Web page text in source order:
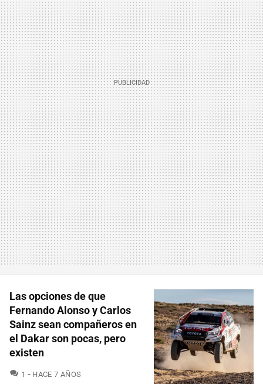
Las opciones de que
Fernando Alonso y Carlos
Sainz sean compañeros en
el Dakar son pocas, pero
existen
1 COMENTARIOS
HACE 7 AÑOS